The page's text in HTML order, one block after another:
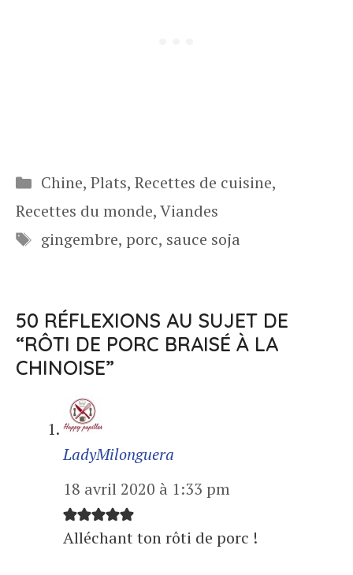
Catégories
Chine, Plats, Recettes de cuisine,
Recettes du monde,Viandes
Étiquettes
gingembre, porc, sauce soja
50 RÉFLEXIONS AU SUJET DE
“RÔTI DE PORC BRAISÉ À LA
CHINOISE”
LadyMilonguera
18 avril 2020 à 1:33 pm
Alléchant ton rôti de porc !